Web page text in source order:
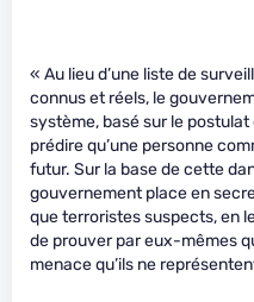
« Au lieu d’une liste de
connus et réels, le
système, basé sur le
prédire qu’une personne
futur. Sur la base de cette
gouvernement place en
que terroristes suspects, en
de prouver par eux-mêmes
menace qu’ils ne